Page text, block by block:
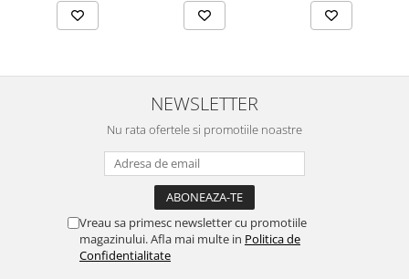
NEWSLETTER
Nu rata ofertele si promotiile noastre
Vreau sa primesc newsletter cu promotiile
magazinului. Afla mai multe in Politica de
Confidentialitate